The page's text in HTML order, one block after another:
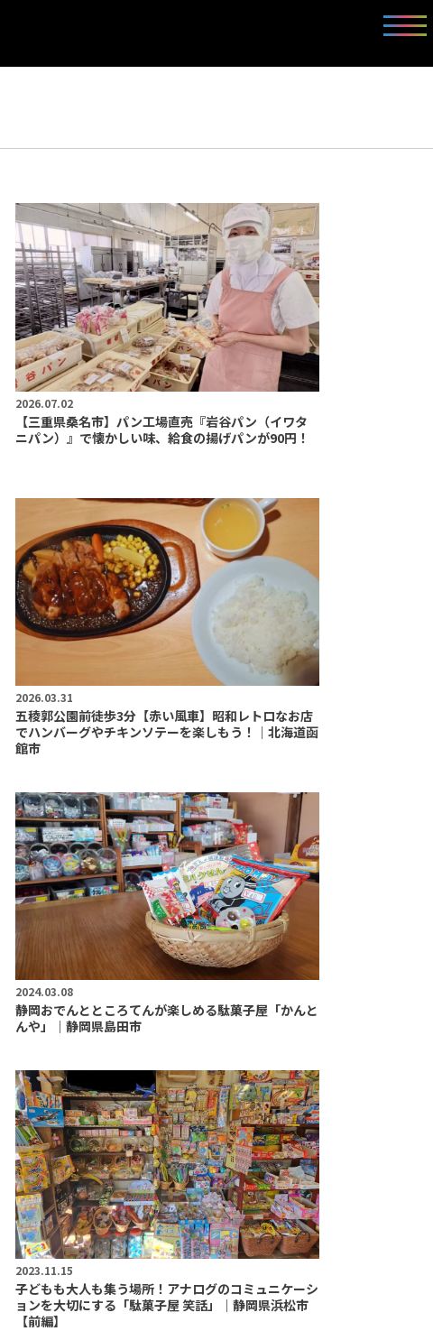
2026.07.02
【三重県桑名市】パン工場直売『岩谷パン（イワタ
ニパン）』で懐かしい味、給食の揚げパンが90円！
2026.03.31
五稜郭公園前徒歩3分【赤い風車】昭和レトロなお店
でハンバーグやチキンソテーを楽しもう！｜北海道函
館市
2024.03.08
静岡おでんとところてんが楽しめる駄菓子屋「かんと
んや」｜静岡県島田市
2023.11.15
子どもも大人も集う場所！アナログのコミュニケーシ
ョンを大切にする「駄菓子屋 笑話」｜静岡県浜松市
【前編】